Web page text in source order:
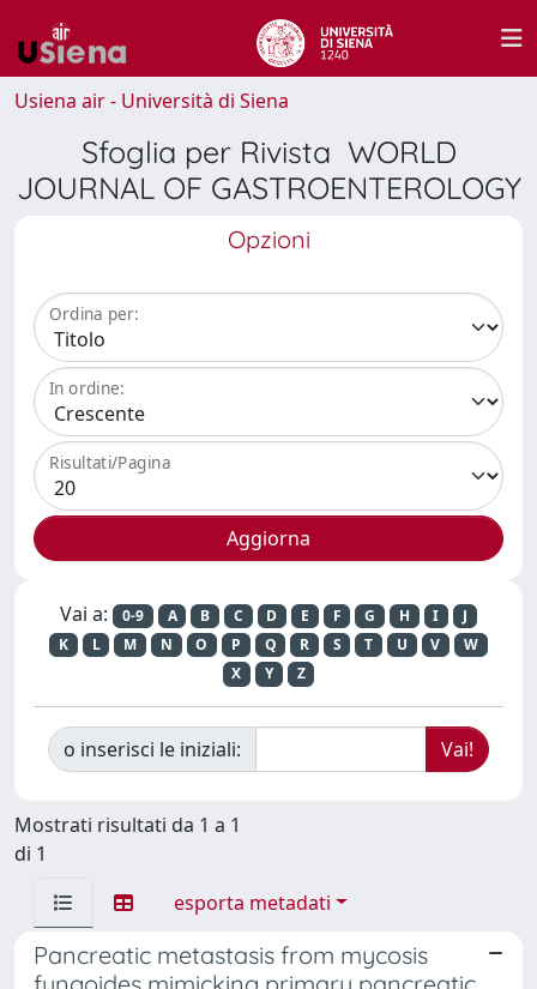
Usiena air - Università di Siena
Sfoglia per Rivista WORLD
JOURNAL OF GASTROENTEROLOGY
Opzioni
Ordina per:
In ordine:
Risultati/Pagina
Vai a: 0-9 A B C D E F G H I
J
K
L M N O P Q R S T U V
W
X
Y Z
o inserisci le iniziali:
Mostrati risultati da 1 a 1
di 1
esporta metadati
Pancreatic metastasis from mycosis